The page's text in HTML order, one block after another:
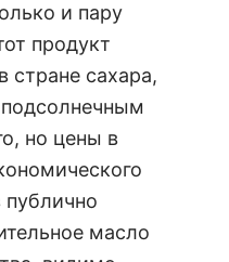
и пару
продукт
стране сахара,
но цены в
публично
масло